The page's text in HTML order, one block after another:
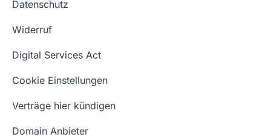
Blog
Whois Domain
Was ist eine Domain?
Domain Umzug
Wie ist meine IP?
Email Adresse erstellen
Datenschutz
Widerruf
Digital Services Act
Cookie Einstellungen
Verträge hier kündigen
Domain Anbieter